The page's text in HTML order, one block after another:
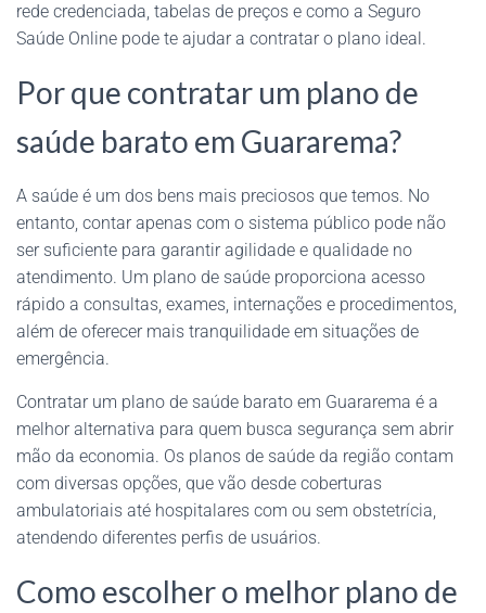
rede credenciada, tabelas de preços e como a Seguro
Saúde Online pode te ajudar a contratar o plano ideal.
Por que contratar um plano de
saúde barato em Guararema?
A saúde é um dos bens mais preciosos que temos. No
entanto, contar apenas com o sistema público pode não
ser suficiente para garantir agilidade e qualidade no
atendimento. Um plano de saúde proporciona acesso
rápido a consultas, exames, internações e procedimentos,
além de oferecer mais tranquilidade em situações de
emergência.
Contratar um plano de saúde barato em Guararema é a
melhor alternativa para quem busca segurança sem abrir
mão da economia. Os planos de saúde da região contam
com diversas opções, que vão desde coberturas
ambulatoriais até hospitalares com ou sem obstetrícia,
atendendo diferentes perfis de usuários.
Como escolher o melhor plano de